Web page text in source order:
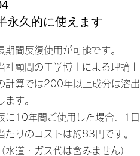
永久的に使えます
期間反復使用が可能です。
社顧問の工学博士による理論上
計算では200年以上成分は溶出
ます。
に10年間ご使用した場合、1日
たりのコストは約83円です。
（水道・ガス代は含みません）